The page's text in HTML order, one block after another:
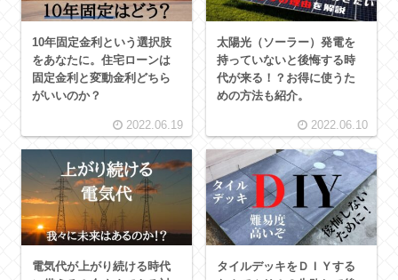
10年固定金利という選択肢
をあなたに。住宅ローンは
固定金利と変動金利どちら
がいいのか？
2022.06.19
太陽光（ソーラー）発電を
持っていないと後悔する時
代が来る！？お得に使うた
めの方法も紹介。
2022.06.10
電気代が上がり続ける時代
タイルデッキをＤＩＹする